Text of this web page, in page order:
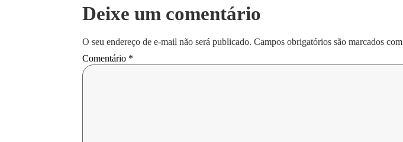
Deixe um comentário
O seu endereço de e-mail não será publicado. Campos obrigatórios são marcados com
Comentário *